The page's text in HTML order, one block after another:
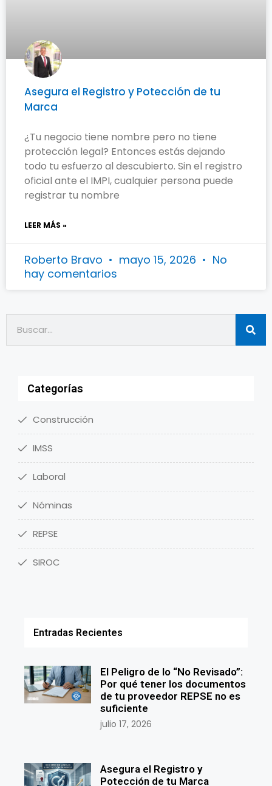
Asegura el Registro y Potección de tu
Marca
¿Tu negocio tiene nombre pero no tiene
protección legal? Entonces estás dejando
todo tu esfuerzo al descubierto. Sin el registro
oficial ante el IMPI, cualquier persona puede
registrar tu nombre
LEER MÁS »
Roberto Bravo mayo 15, 2026
No
hay comentarios
Categorías
Construcción
IMSS
Laboral
Nóminas
REPSE
SIROC
Entradas Recientes
El Peligro de lo “No Revisado”:
Por qué tener los documentos
de tu proveedor REPSE no es
suficiente
julio 17, 2026
Asegura el Registro y
Potección de tu Marca